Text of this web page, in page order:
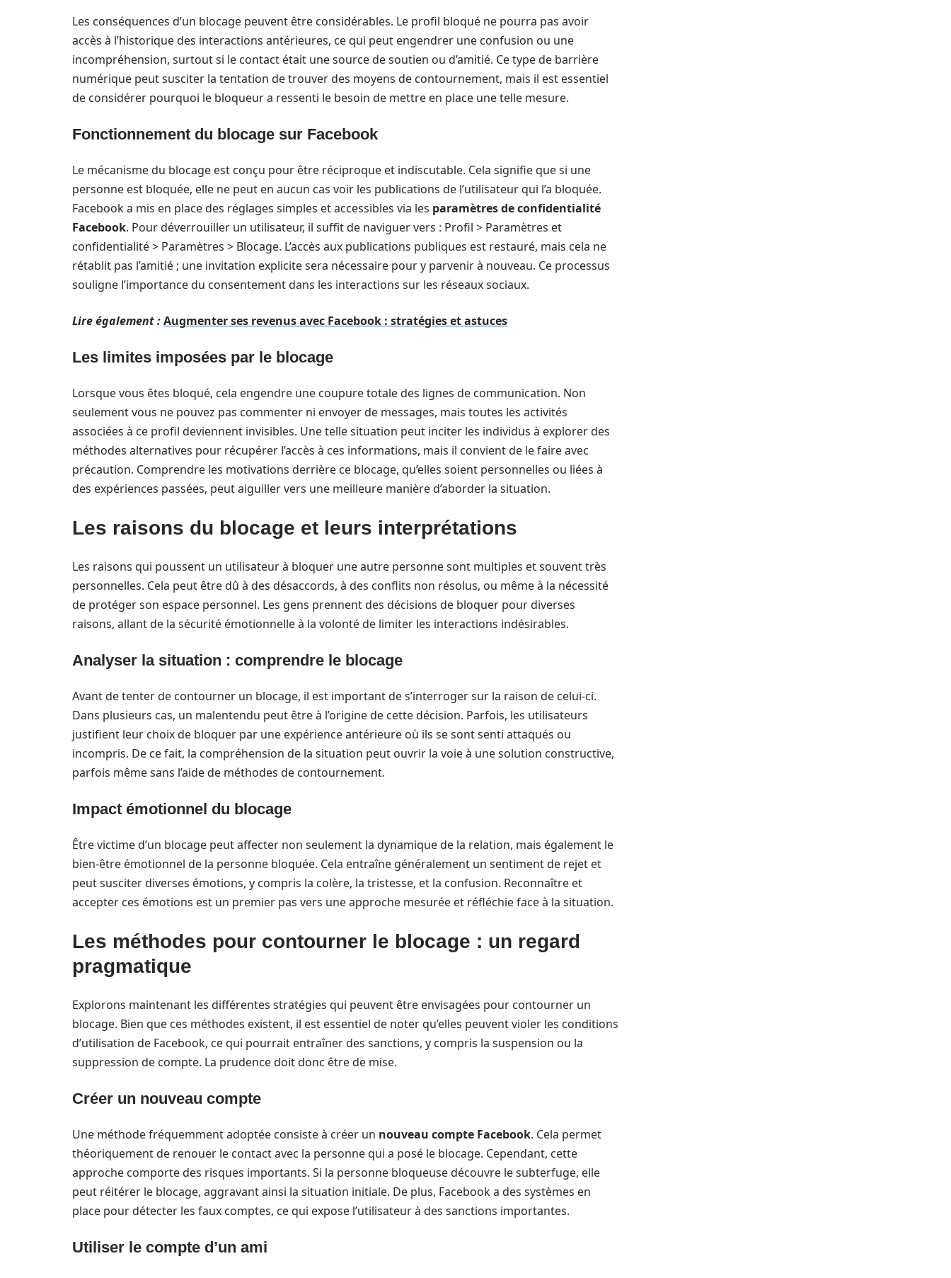
Les conséquences d’un blocage peuvent être considérables. Le profil bloqué ne pourra pas avoir
accès à l’historique des interactions antérieures, ce qui peut engendrer une confusion ou une
incompréhension, surtout si le contact était une source de soutien ou d’amitié. Ce type de barrière
numérique peut susciter la tentation de trouver des moyens de contournement, mais il est essentiel
de considérer pourquoi le bloqueur a ressenti le besoin de mettre en place une telle mesure.
Fonctionnement du blocage sur Facebook
Le mécanisme du blocage est conçu pour être réciproque et indiscutable. Cela signifie que si une
personne est bloquée, elle ne peut en aucun cas voir les publications de l’utilisateur qui l’a bloquée.
Facebook a mis en place des réglages simples et accessibles via les paramètres de confidentialité
Facebook. Pour déverrouiller un utilisateur, il suffit de naviguer vers : Profil > Paramètres et
confidentialité > Paramètres > Blocage. L’accès aux publications publiques est restauré, mais cela ne
rétablit pas l’amitié ; une invitation explicite sera nécessaire pour y parvenir à nouveau. Ce processus
souligne l’importance du consentement dans les interactions sur les réseaux sociaux.
Lire également :Augmenter ses revenus avec Facebook : stratégies et astuces
Les limites imposées par le blocage
Lorsque vous êtes bloqué, cela engendre une coupure totale des lignes de communication. Non
seulement vous ne pouvez pas commenter ni envoyer de messages, mais toutes les activités
associées à ce profil deviennent invisibles. Une telle situation peut inciter les individus à explorer des
méthodes alternatives pour récupérer l’accès à ces informations, mais il convient de le faire avec
précaution. Comprendre les motivations derrière ce blocage, qu’elles soient personnelles ou liées à
des expériences passées, peut aiguiller vers une meilleure manière d’aborder la situation.
Les raisons du blocage et leurs interprétations
Les raisons qui poussent un utilisateur à bloquer une autre personne sont multiples et souvent très
personnelles. Cela peut être dû à des désaccords, à des conflits non résolus, ou même à la nécessité
de protéger son espace personnel. Les gens prennent des décisions de bloquer pour diverses
raisons, allant de la sécurité émotionnelle à la volonté de limiter les interactions indésirables.
Analyser la situation : comprendre le blocage
Avant de tenter de contourner un blocage, il est important de s’interroger sur la raison de celui-ci.
Dans plusieurs cas, un malentendu peut être à l’origine de cette décision. Parfois, les utilisateurs
justifient leur choix de bloquer par une expérience antérieure où ils se sont senti attaqués ou
incompris. De ce fait, la compréhension de la situation peut ouvrir la voie à une solution constructive,
parfois même sans l’aide de méthodes de contournement.
Impact émotionnel du blocage
Être victime d’un blocage peut affecter non seulement la dynamique de la relation, mais également le
bien-être émotionnel de la personne bloquée. Cela entraîne généralement un sentiment de rejet et
peut susciter diverses émotions, y compris la colère, la tristesse, et la confusion. Reconnaître et
accepter ces émotions est un premier pas vers une approche mesurée et réfléchie face à la situation.
Les méthodes pour contourner le blocage : un regard
pragmatique
Explorons maintenant les différentes stratégies qui peuvent être envisagées pour contourner un
blocage. Bien que ces méthodes existent, il est essentiel de noter qu’elles peuvent violer les conditions
d’utilisation de Facebook, ce qui pourrait entraîner des sanctions, y compris la suspension ou la
suppression de compte. La prudence doit donc être de mise.
Créer un nouveau compte
Une méthode fréquemment adoptée consiste à créer un nouveau compte Facebook. Cela permet
théoriquement de renouer le contact avec la personne qui a posé le blocage. Cependant, cette
approche comporte des risques importants. Si la personne bloqueuse découvre le subterfuge, elle
peut réitérer le blocage, aggravant ainsi la situation initiale. De plus, Facebook a des systèmes en
place pour détecter les faux comptes, ce qui expose l’utilisateur à des sanctions importantes.
Utiliser le compte d’un ami